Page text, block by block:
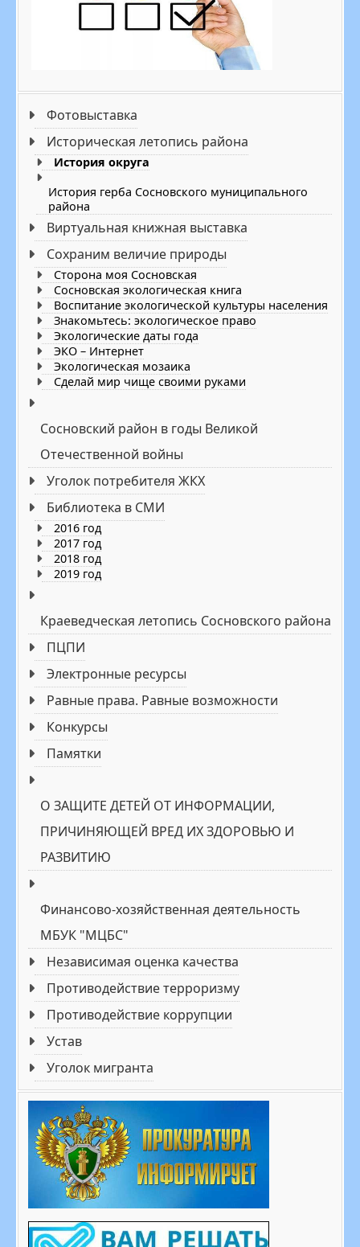
Фотовыставка
Историческая летопись района
История округа
История герба Сосновского муниципального
района
Виртуальная книжная выставка
Сохраним величие природы
Cторона моя Сосновская
Сосновская экологическая книга
Воспитание экологической культуры населения
Знакомьтесь: экологическое право
Экологические даты года
ЭКО – Интернет
Экологическая мозаика
Сделай мир чище своими руками
Сосновский район в годы Великой
Отечественной войны
Уголок потребителя ЖКХ
Библиотека в СМИ
2016 год
2017 год
2018 год
2019 год
Краеведческая летопись Сосновского района
ПЦПИ
Электронные реcурсы
Равные права. Равные возможности
Конкурсы
Памятки
О ЗАЩИТЕ ДЕТЕЙ ОТ ИНФОРМАЦИИ,
ПРИЧИНЯЮЩЕЙ ВРЕД ИХ ЗДОРОВЬЮ И
РАЗВИТИЮ
Финансово-хозяйственная деятельность
МБУК "МЦБС"
Независимая оценка качества
Противодействие терроризму
Противодействие коррупции
Устав
Уголок мигранта